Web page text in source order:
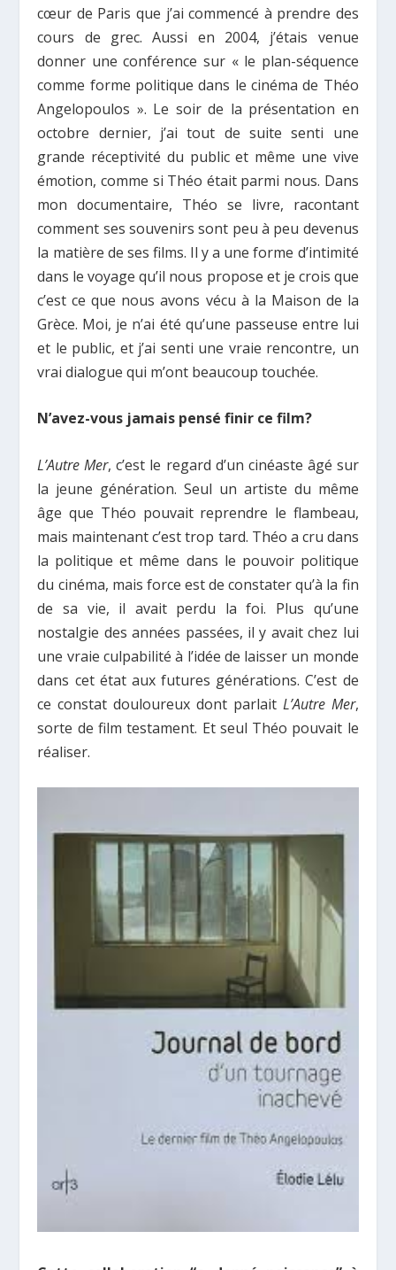
cœur de Paris que j’ai commencé à prendre des
cours de grec. Aussi en 2004, j’étais venue
donner une conférence sur « le plan-séquence
comme forme politique dans le cinéma de Théo
Angelopoulos ». Le soir de la présentation en
octobre dernier, j’ai tout de suite senti une
grande réceptivité du public et même une vive
émotion, comme si Théo était parmi nous. Dans
mon documentaire, Théo se livre, racontant
comment ses souvenirs sont peu à peu devenus
la matière de ses films. Il y a une forme d’intimité
dans le voyage qu’il nous propose et je crois que
c’est ce que nous avons vécu à la Maison de la
Grèce. Moi, je n’ai été qu’une passeuse entre lui
et le public, et j’ai senti une vraie rencontre, un
vrai dialogue qui m’ont beaucoup touchée.
N’avez-vous jamais pensé finir ce film?
L’Autre Mer, c’est le regard d’un cinéaste âgé sur
la jeune génération. Seul un artiste du même
âge que Théo pouvait reprendre le flambeau,
mais maintenant c’est trop tard. Théo a cru dans
la politique et même dans le pouvoir politique
du cinéma, mais force est de constater qu’à la fin
de sa vie, il avait perdu la foi. Plus qu’une
nostalgie des années passées, il y avait chez lui
une vraie culpabilité à l’idée de laisser un monde
dans cet état aux futures générations. C’est de
ce constat douloureux dont parlait L’Autre Mer,
sorte de film testament. Et seul Théo pouvait le
réaliser.